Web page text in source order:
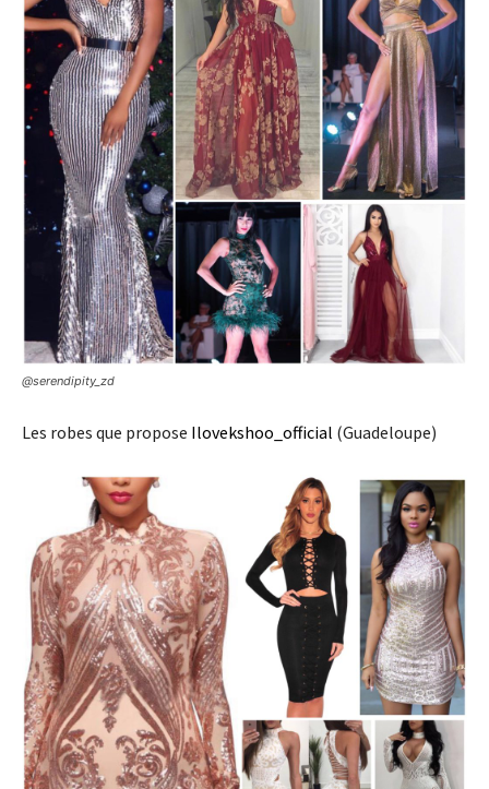
@serendipity_zd
Les robes que propose Ilovekshoo_official (Guadeloupe)